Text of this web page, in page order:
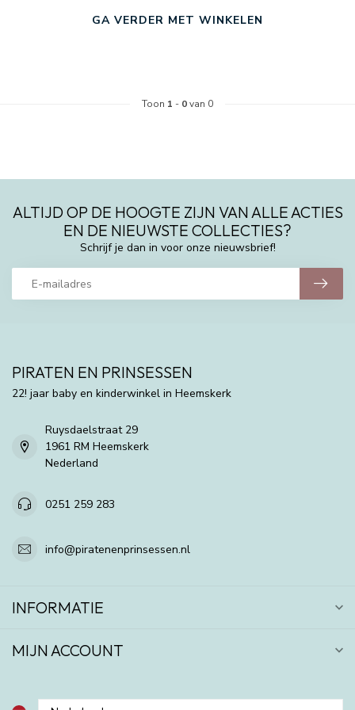
GA VERDER MET WINKELEN
Toon 1 - 0van 0
ALTIJD OP DE HOOGTE ZIJN VAN ALLE ACTIES
EN DE NIEUWSTE COLLECTIES?
Schrijf je dan in voor onze nieuwsbrief!
PIRATEN EN PRINSESSEN
22! jaar baby en kinderwinkel in Heemskerk
Ruysdaelstraat 29
1961 RM Heemskerk
Nederland
0251 259 283
info@piratenenprinsessen.nl
INFORMATIE
MIJN ACCOUNT